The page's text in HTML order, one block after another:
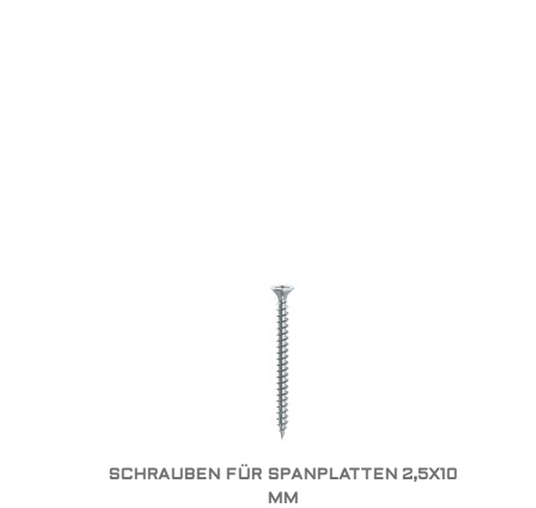
SCHRAUBEN FÜR SPANPLATTEN 2,5X10
MM